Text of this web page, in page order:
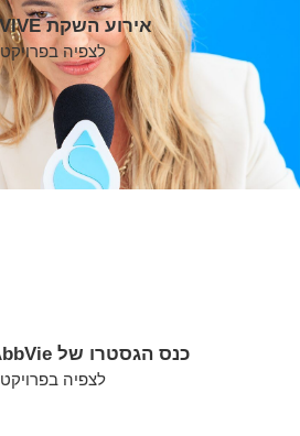
אירוע השקת SKINVIVE
לצפיה בפרויקט
כנס הגסטרו של AbbVie בשוודיה
לצפיה בפרויקט